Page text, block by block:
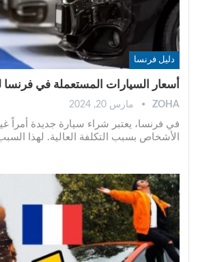
دليل فرنسا
أسعار السيارات المستعملة في فرنسا
ZOHA مارس 20, 2024
في فرنسا، يعتبر شراء سيارة جديدة أمراً
الأشخاص بسبب التكلفة العالية. لهذا